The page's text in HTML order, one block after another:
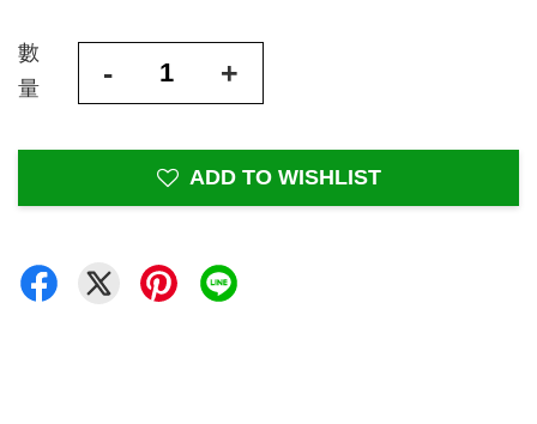
數
量
- +
ADD TO WISHLIST